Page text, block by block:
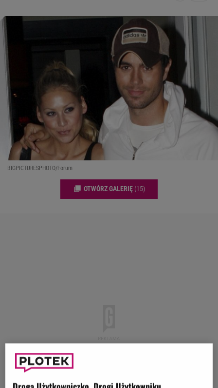
BIGPICTURESPHOTO/Forum
OTWÓRZ GALERIĘ (15)